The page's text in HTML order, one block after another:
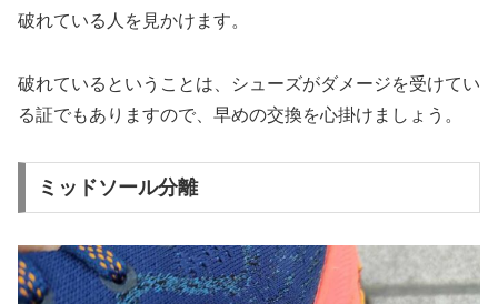
破れている人を見かけます。
破れているということは、シューズがダメージを受けてい
る証でもありますので、早めの交換を心掛けましょう。
ミッドソール分離